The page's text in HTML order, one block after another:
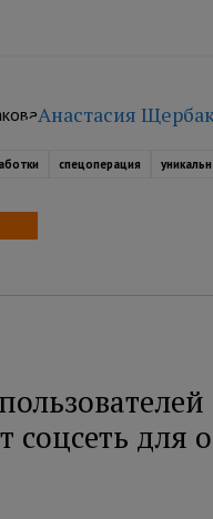
Анастасия
спецоперация
соцсеть